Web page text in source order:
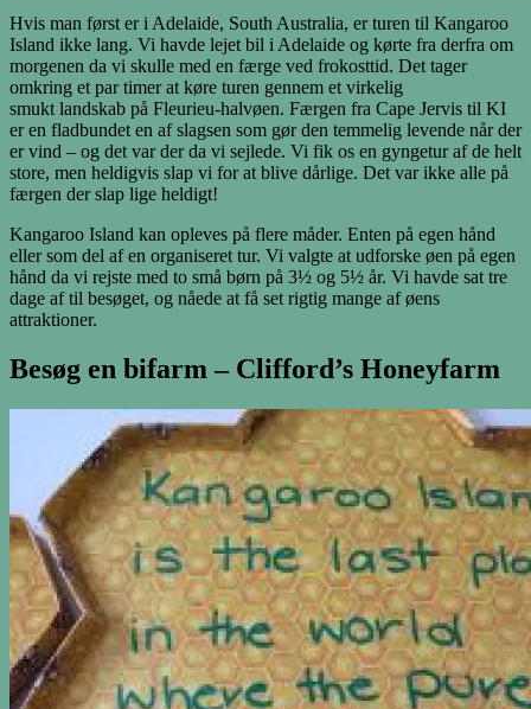
Hvis man først er i Adelaide, South Australia, er turen til Kangaroo
Island ikke lang. Vi havde lejet bil i Adelaide og kørte fra derfra om
morgenen da vi skulle med en færge ved frokosttid. Det tager
omkring et par timer at køre turen gennem et virkelig
smukt landskab på Fleurieu-halvøen. Færgen fra Cape Jervis til KI
er en fladbundet en af slagsen som gør den temmelig levende når der
er vind – og det var der da vi sejlede. Vi fik os en gyngetur af de helt
store, men heldigvis slap vi for at blive dårlige. Det var ikke alle på
færgen der slap lige heldigt!
Kangaroo Island kan opleves på flere måder. Enten på egen hånd
eller som del af en organiseret tur. Vi valgte at udforske øen på egen
hånd da vi rejste med to små børn på 3½ og 5½ år. Vi havde sat tre
dage af til besøget, og nåede at få set rigtig mange af øens
attraktioner.
Besøg en bifarm – Clifford’s Honeyfarm